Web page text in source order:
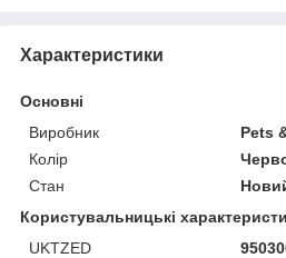
Характеристики
Основні
Виробник
Pets
Колір
Стан
Користувальницькі
UKTZED